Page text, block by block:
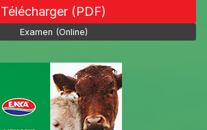
Télécharger (PDF)
Examen (Online)